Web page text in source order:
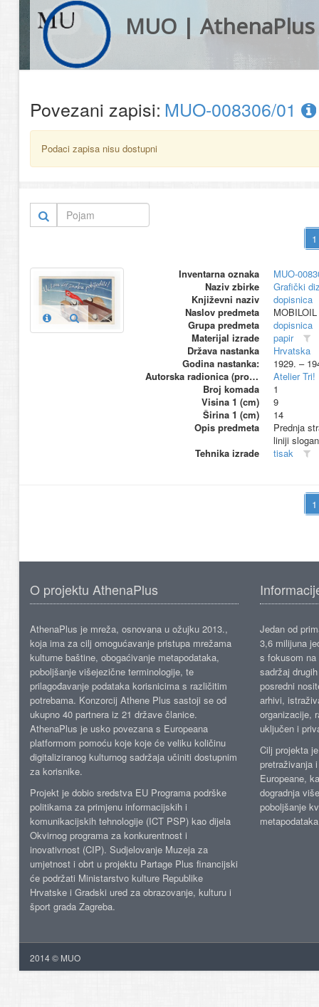
MUO | AthenaPlus
Povezani zapisi: MUO-008306/01
Podaci zapisa nisu dostupni
Inventarna oznaka
MUO-
Naziv zbirke
Grafički
Književni naziv
dopisnica
Naslov predmeta
MOBILOIL
Grupa predmeta
dopisnica
Materijal izrade
papir
Država nastanka
Hrvatska
Godina nastanka:
1929. –
Autorska radionica (proizvođač)
Atelier Tri!
Broj komada
1
Visina 1 (cm)
9
Širina 1 (cm)
14
Opis predmeta
Prednja
liniji
Tehnika izrade
tisak
O projektu AthenaPlus
AthenaPlus je mreža, osnovana u ožujku 2013.,
koja ima za cilj omogućavanje pristupa mrežama
kulturne baštine, obogaćivanje metapodataka,
poboljšanje višejezične terminologije, te
prilagođavanje podataka korisnicima s različitim
potrebama. Konzorcij Athene Plus sastoji se od
ukupno 40 partnera iz 21 države članice.
AthenaPlus je usko povezana s Europeana
platformom pomoću koje koje će veliku količinu
digitaliziranog kulturnog sadržaja učiniti dostupnim
za korisnike.
Projekt je dobio sredstva EU Programa podrške
politikama za primjenu informacijskih i
komunikacijskih tehnologije (ICT PSP) kao dijela
Okvirnog programa za konkurentnost i
inovativnost (CIP). Sudjelovanje Muzeja za
umjetnost i obrt u projektu Partage Plus financijski
će podržati Ministarstvo kulture Republike
Hrvatske i Gradski ured za obrazovanje, kulturu i
šport grada Zagreba.
Jedan od
3,6 milijuna
s fokusom
sadržaj
posredni
arhivi,
organizacije,
uključen i
Cilj projekta
pretraživanja
Europeane,
dogradnja
poboljšanje
2014 © MUO